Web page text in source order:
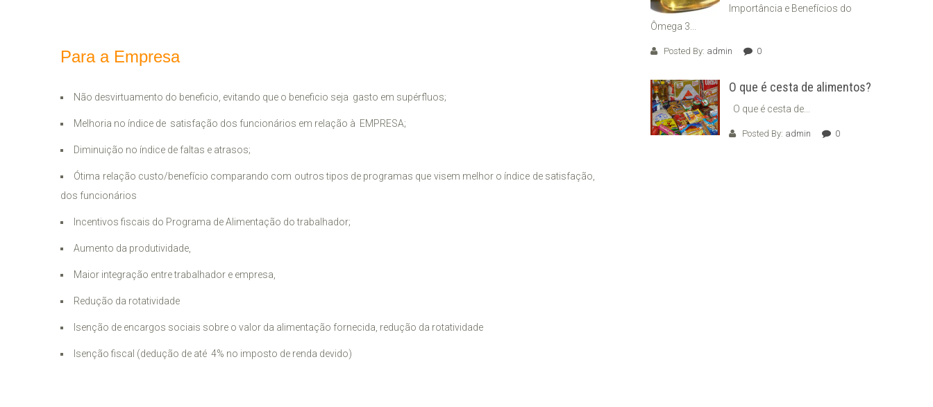
Para a Empresa
Não desvirtuamento do beneficio, evitando que o beneficio seja gasto em supérfluos;
Melhoria no índice de satisfação dos funcionários em relação à EMPRESA;
Diminuição no índice de faltas e atrasos;
Ótima relação custo/benefício comparando com outros tipos de programas que visem melhor o índice de satisfação,
dos funcionários
Incentivos fiscais do Programa de Alimentação do trabalhador;
Aumento da produtividade,
Maior integração entre trabalhador e empresa,
Redução da rotatividade
Isenção de encargos sociais sobre o valor da alimentação fornecida, redução da rotatividade
Isenção fiscal (dedução de até 4% no imposto de renda devido)
Importância e Benefícios do
Ômega 3...
Posted By: admin 0
O que é cesta de alimentos?
O que é cesta de...
Posted By: admin 0